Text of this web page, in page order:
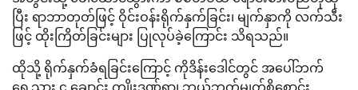
ပြီး ရာဘာတုတ်ဖြင့် ဝိုင်းဝန်းရိုက်နှက်ခြင်း၊ မျက်နှာကို လက်သီး
ဖြင့် ထိုးကြိတ်ခြင်းများ ပြုလုပ်ခဲ့ကြောင်း သိရသည်။
ထိုသို့ ရိုက်နှက်ခံရခြင်းကြောင့် ကိုဒိန်းဒေါင်တွင် အပေါ်ဘက်
ရှေ့သွား ၄ ချောင်း ကျိုးဒဏ်ရာ၊ ဘယ်ဘက်မျက်စိစောင်း